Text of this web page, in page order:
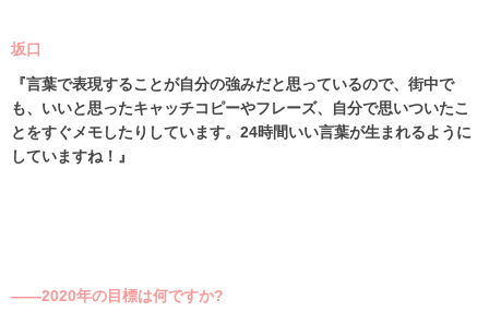
坂口
『言葉で表現することが自分の強みだと思っているので、街中で
も、いいと思ったキャッチコピーやフレーズ、自分で思いついたこ
とをすぐメモしたりしています。 24時間いい言葉が生まれるように
していますね！』
――2020年の目標は何ですか?